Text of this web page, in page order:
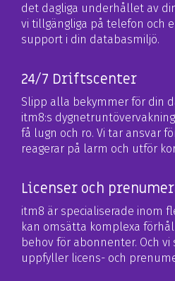
det dagliga underhållet av
vi tillgängliga på telefon och
support i din databasmiljö.
24/7 Driftscenter
Slipp alla bekymmer för din
itm8:s dygnetruntövervakning
få lugn och ro. Vi tar ansvar
reagerar på larm och utför
Licenser och
itm8 är specialiserade inom
kan omsätta komplexa
behov för abonnenter. Och
uppfyller licens- och